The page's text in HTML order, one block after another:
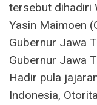
tersebut dihadiri
Yasin Maimoen
Gubernur Jawa
Gubernur Jawa
Hadir pula
Indonesia,